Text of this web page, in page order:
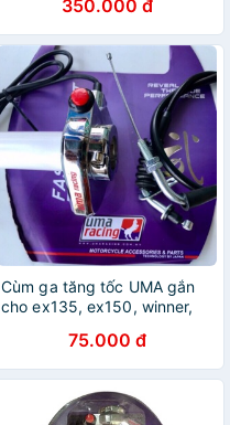
350.000 đ
Cùm ga tăng tốc UMA gắn
cho ex135, ex150, winner,
75.000 đ